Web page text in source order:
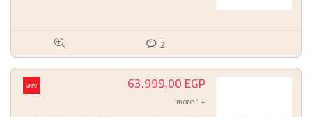
2
63.999,00EGP
+ 1 more